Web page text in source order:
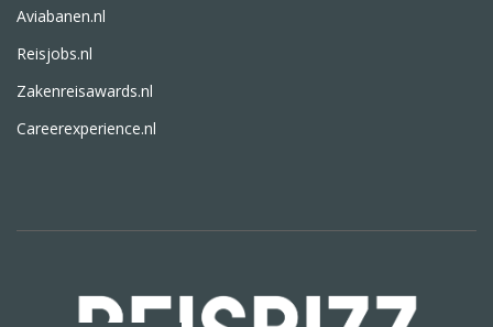
Aviabanen.nl
Reisjobs.nl
Zakenreisawards.nl
Careerexperience.nl